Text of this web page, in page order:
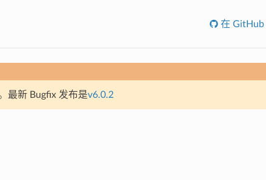
在 GitHub
最新 Bugfix 发布是v6.0.2